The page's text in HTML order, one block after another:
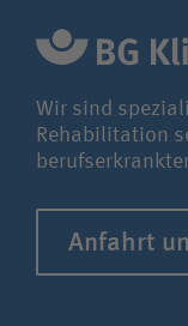
Wir sind
Rehabilitation
Anfahrt